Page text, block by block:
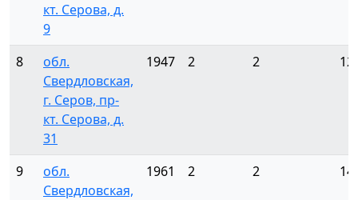
кт. Серова, д.
9
8
обл.
Свердловская,
г. Серов, пр-
кт. Серова, д.
31
1947 2 2 12
9
обл.
Свердловская,
1961 2 2 14